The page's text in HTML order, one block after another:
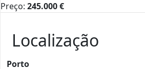
Preço: 245.000€
Localização
Porto